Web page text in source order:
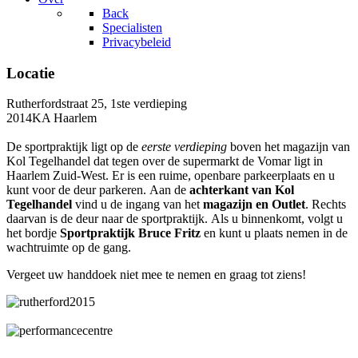
Back
Specialisten
Privacybeleid
Locatie
Rutherfordstraat 25, 1ste verdieping
2014KA Haarlem
De sportpraktijk ligt op de eerste verdieping boven het magazijn van
Kol Tegelhandel dat tegen over de supermarkt de Vomar ligt in
Haarlem Zuid-West. Er is een ruime, openbare parkeerplaats en u
kunt voor de deur parkeren. Aan de achterkant van Kol
Tegelhandel vind u de ingang van hetmagazijn en Outlet. Rechts
daarvan is de deur naar de sportpraktijk. Als u binnenkomt, volgt u
het bordje Sportpraktijk Bruce Fritz en kunt u plaats nemen in de
wachtruimte op de gang.
Vergeet uw handdoek niet mee te nemen en graag tot ziens!